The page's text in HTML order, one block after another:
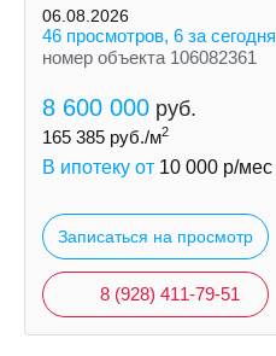
06.08.2026
46 просмотров, 6 за сегодня
номер объекта 106082361
8 600 000 руб.
165 385 руб./м2
В ипотеку от 10 000 р/мес
Записаться на просмотр
8 (928) 411-79-51